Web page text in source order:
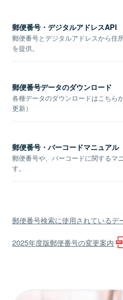
郵便番号・デジタルアドレスAPI
郵便番号とデジタルアドレスから住
を提供。
郵便番号データのダウンロード
各種データのダウンロードはこちら
更新）
郵便番号・バーコードマニュアル
郵便番号や、バーコードに関するマ
す。
郵便番号検索に使用されているデ
2025年度版郵便番号の変更案内